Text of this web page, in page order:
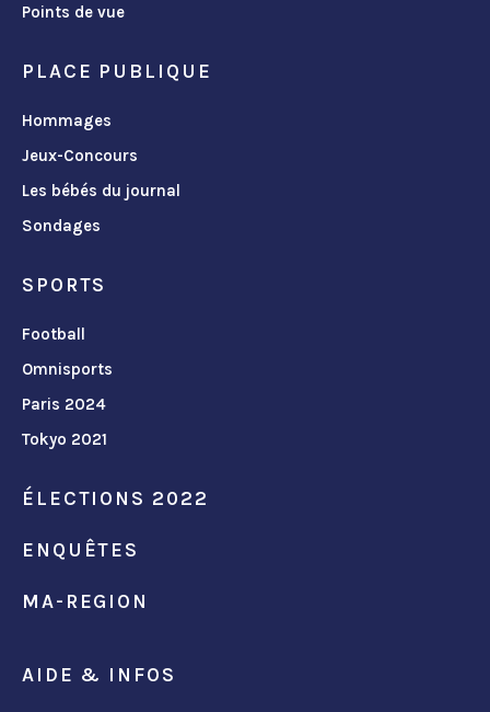
Points de vue
PLACE PUBLIQUE
Hommages
Jeux-Concours
Les bébés du journal
Sondages
SPORTS
Football
Omnisports
Paris 2024
Tokyo 2021
ÉLECTIONS 2022
ENQUÊTES
MA-REGION
AIDE & INFOS